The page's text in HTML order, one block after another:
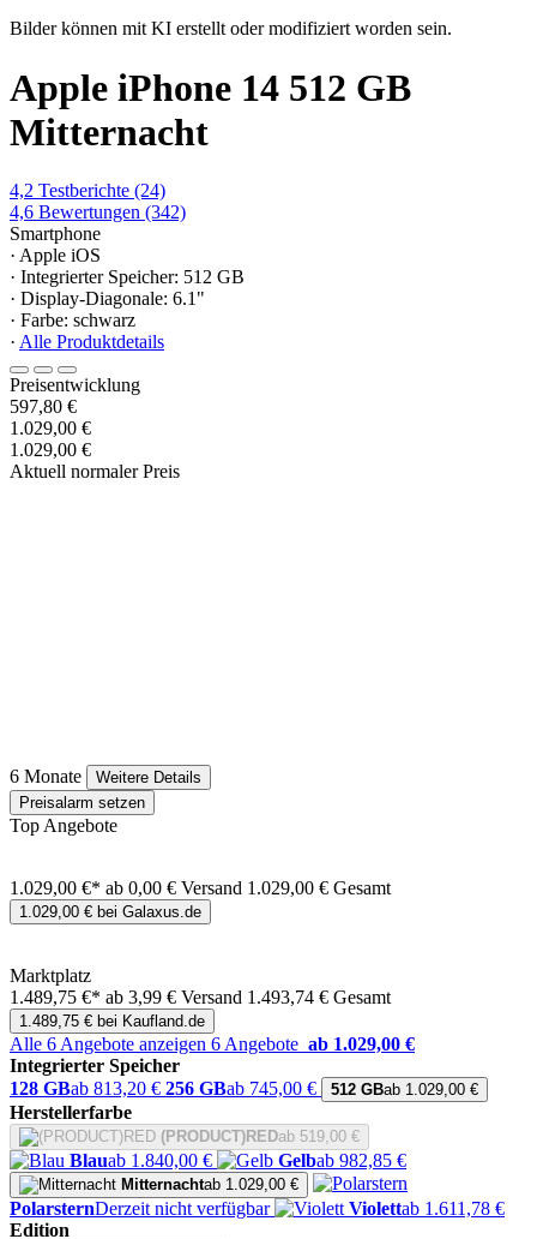
Bilder können mit KI erstellt oder modifiziert worden sein.
Apple iPhone 14 512 GB
Mitternacht
4,2 Testberichte (24)
4,6 Bewertungen (342)
Smartphone
· Apple iOS
· Integrierter Speicher: 512 GB
· Display-Diagonale: 6.1"
· Farbe: schwarz
· Alle Produktdetails
Preisentwicklung
597,80 €
1.029,00 €
1.029,00 €
Aktuell normaler Preis
6 Monate
Weitere Details
Preisalarm setzen
Top Angebote
1.029,00 €* ab 0,00 € Versand 1.029,00 € Gesamt
1.029,00 € bei Galaxus.de
Marktplatz
1.489,75 €* ab 3,99 € Versand 1.493,74 € Gesamt
1.489,75 € bei Kaufland.de
Alle 6 Angebote anzeigen 6 Angebote ab 1.029,00 €
Integrierter Speicher
128 GBab 813,20 € 256 GBab 745,00 € 512 GBab 1.029,00 €
Herstellerfarbe
(PRODUCT)REDab 519,00 €
Blauab 1.840,00 € Gelbab 982,85 €
Mitternachtab 1.029,00 €
PolarsternDerzeit nicht verfügbar Violettab 1.611,78 €
Edition